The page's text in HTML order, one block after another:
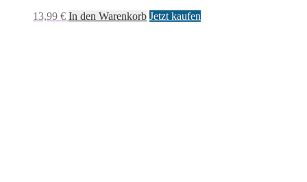
13,99 € In den Warenkorb Jetzt kaufen